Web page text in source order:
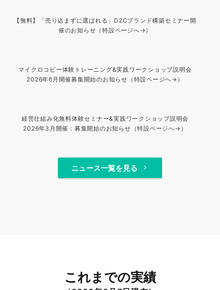
【無料】「売り込まずに選ばれる」D2Cブランド構築セミナー開
催のお知らせ（特設ページへ→）
マイクロコピー体験トレーニング&実践ワークショップ説明会
2026年6月開催募集開始のお知らせ（特設ページへ→）
経営仕組み化無料体験セミナー&実践ワークショップ説明会
2026年3月開催：募集開始のお知らせ（特設ページへ→）
ニュース一覧を見る keyboard_arrow_right
これまでの実績